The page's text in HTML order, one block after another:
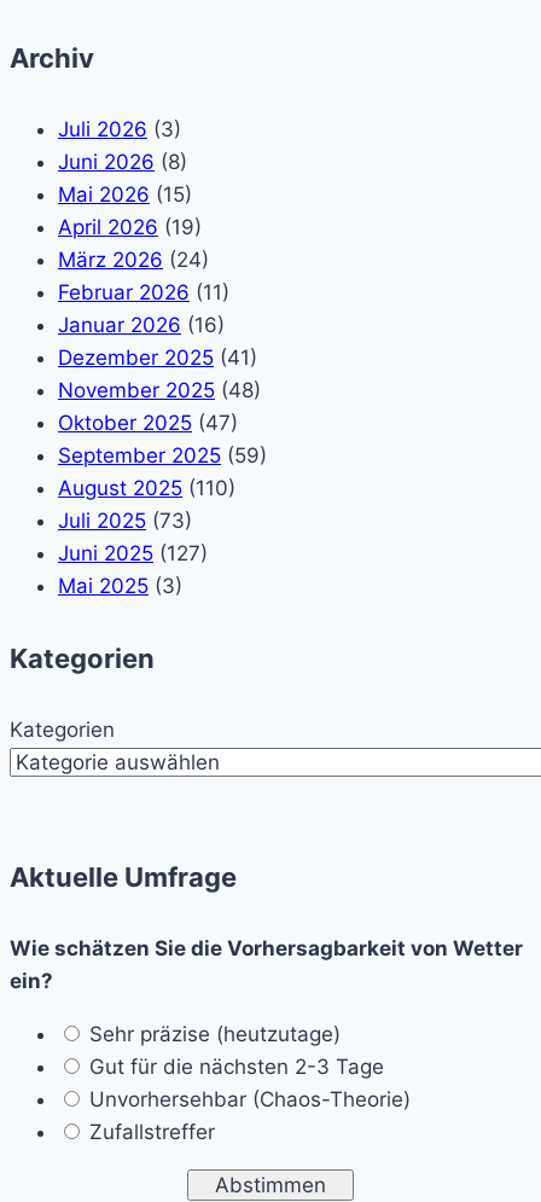
Archiv
Juli 2026 (3)
Juni 2026 (8)
Mai 2026 (15)
April 2026 (19)
März 2026 (24)
Februar 2026 (11)
Januar 2026 (16)
Dezember 2025 (41)
November 2025 (48)
Oktober 2025 (47)
September 2025 (59)
August 2025 (110)
Juli 2025 (73)
Juni 2025 (127)
Mai 2025 (3)
Kategorien
Kategorien
Aktuelle Umfrage
Wie schätzen Sie die Vorhersagbarkeit von Wetter
ein?
Sehr präzise (heutzutage)
Gut für die nächsten 2-3 Tage
Unvorhersehbar (Chaos-Theorie)
Zufallstreffer